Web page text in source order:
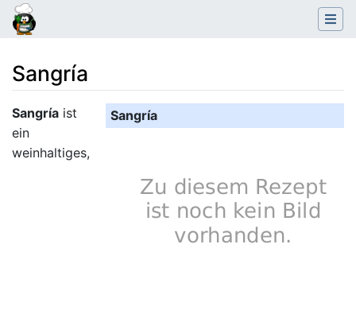
Sangría
Wechseln zu: Navigation,
Sangría
Sangría ist
ein
weinhaltiges,